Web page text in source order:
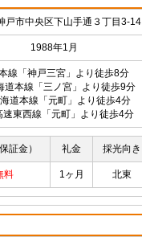
戸市中央区下山手通３丁目3-14
1988年1月
線「神戸三宮」より徒歩8分
道本線「三ノ宮」より徒歩9分
道本線「元町」より徒歩4分
速東西線「元町」より徒歩4分
証金） 礼金 採光向き
料 1ヶ月 北東